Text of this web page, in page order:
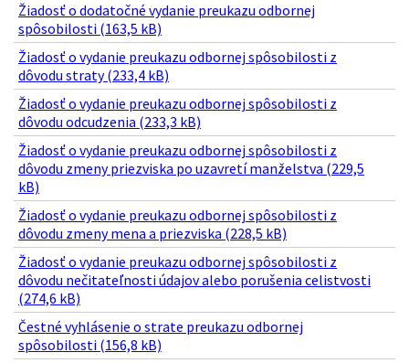
Žiadosť o dodatočné vydanie preukazu odbornej
spôsobilosti (163,5 kB)
Žiadosť o vydanie preukazu odbornej spôsobilosti z
dôvodu straty (233,4 kB)
Žiadosť o vydanie preukazu odbornej spôsobilosti z
dôvodu odcudzenia (233,3 kB)
Žiadosť o vydanie preukazu odbornej spôsobilosti z
dôvodu zmeny priezviska po uzavretí manželstva (229,5
kB)
Žiadosť o vydanie preukazu odbornej spôsobilosti z
dôvodu zmeny mena a priezviska (228,5 kB)
Žiadosť o vydanie preukazu odbornej spôsobilosti z
dôvodu nečitateľnosti údajov alebo porušenia celistvosti
(274,6 kB)
Čestné vyhlásenie o strate preukazu odbornej
spôsobilosti (156,8 kB)